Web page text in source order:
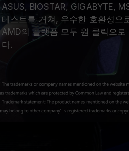
ASUS, BIOSTAR, GIGABYTE,
테스트를 거쳐, 우수한 호환성으
AMD의 플랫폼 모두 원 클릭으
다.